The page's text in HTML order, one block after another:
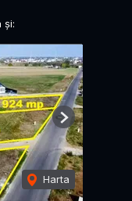
și:
Harta
Next